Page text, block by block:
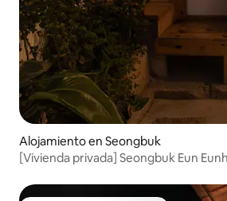
Alojamiento en Seongbuk
[Vivienda privada] Seongbuk Eun